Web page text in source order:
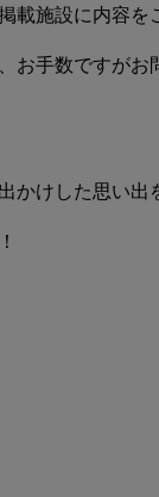
載施設に内容を
お手数ですがお
かけした思い出